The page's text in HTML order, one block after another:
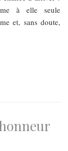
à elle seule
et, sans doute,